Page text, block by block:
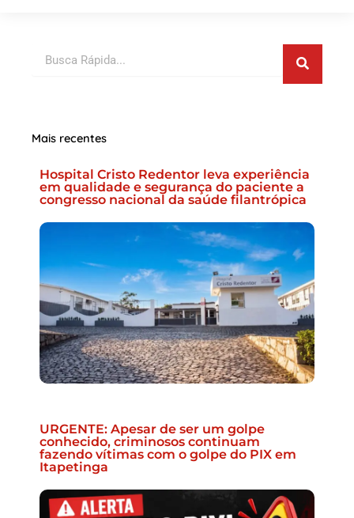
Mais recentes
Hospital Cristo Redentor leva experiência
em qualidade e segurança do paciente a
congresso nacional da saúde filantrópica
URGENTE: Apesar de ser um golpe
conhecido, criminosos continuam
fazendo vítimas com o golpe do PIX em
Itapetinga